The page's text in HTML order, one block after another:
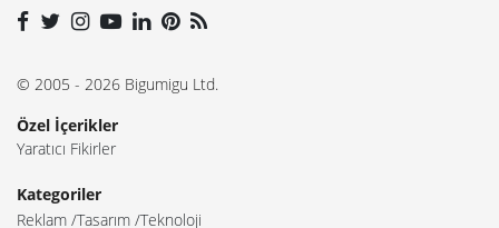
© 2005 - 2026 Bigumigu Ltd.
Özel İçerikler
Yaratıcı Fikirler
Kategoriler
Reklam Tasarım Teknoloji